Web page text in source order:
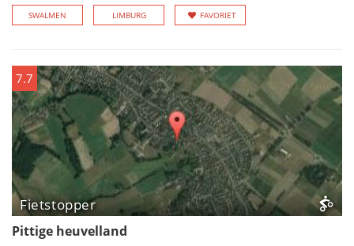
SWALMEN LIMBURG FAVORIET
7.7
Fietstopper
Pittige heuvelland